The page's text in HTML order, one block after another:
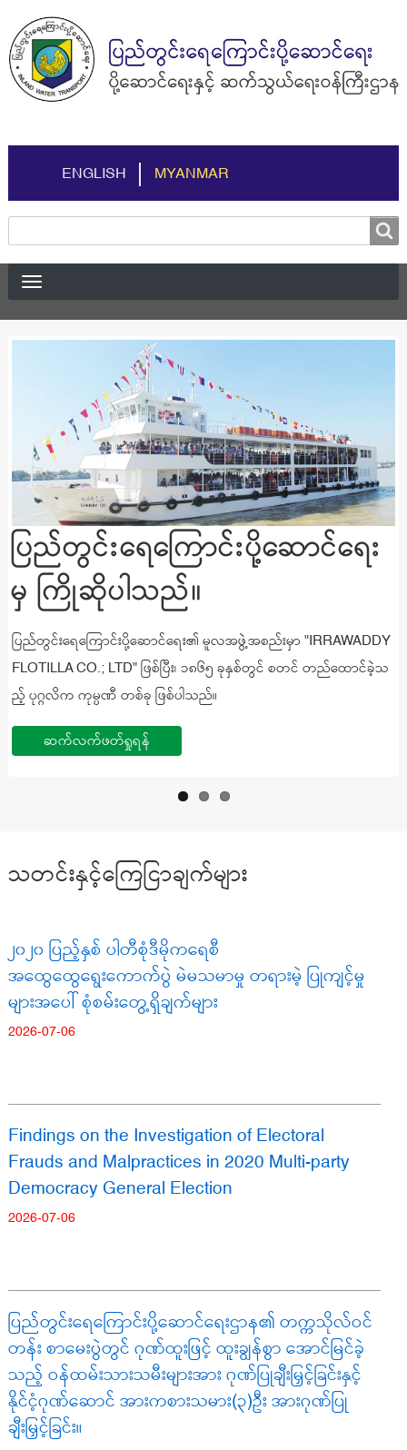
ENGLISH MYANMAR
Search
ပြည်တွင်းရေကြောင်းပို့ဆောင်ရေး
မှ ကြိုဆိုပါသည်။
ပြည်တွင်းရေကြောင်းပို့ဆောင်ရေး၏ မူလအဖွဲ့အစည်းမှာ "IRRAWADDY
FLOTILLA CO.; LTD" ဖြစ်ပြီး၊ ၁၈၆၅ ခုနှစ်တွင် စတင် တည်ထောင်ခဲ့သ
ည့် ပုဂ္ဂလိက ကုမ္ပဏီ တစ်ခု ဖြစ်ပါသည်။
ဆက်လက်ဖတ်ရှုရန်
ပြည်တွင်းရေကြောင်းပို့ဆောင်ရေး
မှ ကြိုဆိုပါသည်။
ပြည်တွင်းရေကြောင်းပို့ဆောင်ရေး၏ မူလအဖွဲ့အစည်းမှာ "IRRAWADDY
FLOTILLA CO.; LTD" ဖြစ်ပြီး၊ ၁၈၆၅ ခုနှစ်တွင် စတင် တည်ထောင်ခဲ့သ
ည့် ပုဂ္ဂလိက ကုမ္ပဏီ တစ်ခု ဖြစ်ပါသည်။
ဆက်လက်ဖတ်ရှုရန်
ပြည်တွင်းရေကြောင်းပို့ဆောင်ရေး
မှ ကြိုဆိုပါသည်။
ပြည်တွင်းရေကြောင်းပို့ဆောင်ရေး၏ မူလအဖွဲ့အစည်းမှာ "IRRAWADDY
FLOTILLA CO.; LTD" ဖြစ်ပြီး၊ ၁၈၆၅ ခုနှစ်တွင် စတင် တည်ထောင်ခဲ့သ
ည့် ပုဂ္ဂလိက ကုမ္ပဏီ တစ်ခု ဖြစ်ပါသည်။
ဆက်လက်ဖတ်ရှုရန်
သတင်းနှင့်ကြေငြာချက်များ
၂၀၂၀ ပြည့်နှစ် ပါတီစုံဒီမိုကရေစီ
အထွေထွေရွေးကောက်ပွဲ မဲမသမာမှု တရားမဲ့ ပြုကျင့်မှု
များအပေါ် စုံစမ်းတွေ့ရှိချက်များ
2026-07-06
Findings on the Investigation of Electoral
Frauds and Malpractices in 2020 Multi-party
Democracy General Election
2026-07-06
ပြည်တွင်းရေကြောင်းပို့ဆောင်ရေးဌာန၏ တက္ကသိုလ်ဝင်
တန်း စာမေးပွဲတွင် ဂုဏ်ထူးဖြင့် ထူးချွန်စွာ အောင်မြင်ခဲ့
သည့် ဝန်ထမ်းသားသမီးများအား ဂုဏ်ပြုချီးမြှင့်ခြင်းနှင့်
နိုင်ငံ့ဂုဏ်ဆောင် အားကစားသမား(၃)ဦး အားဂုဏ်ပြု
ချီးမြှင့်ခြင်း။